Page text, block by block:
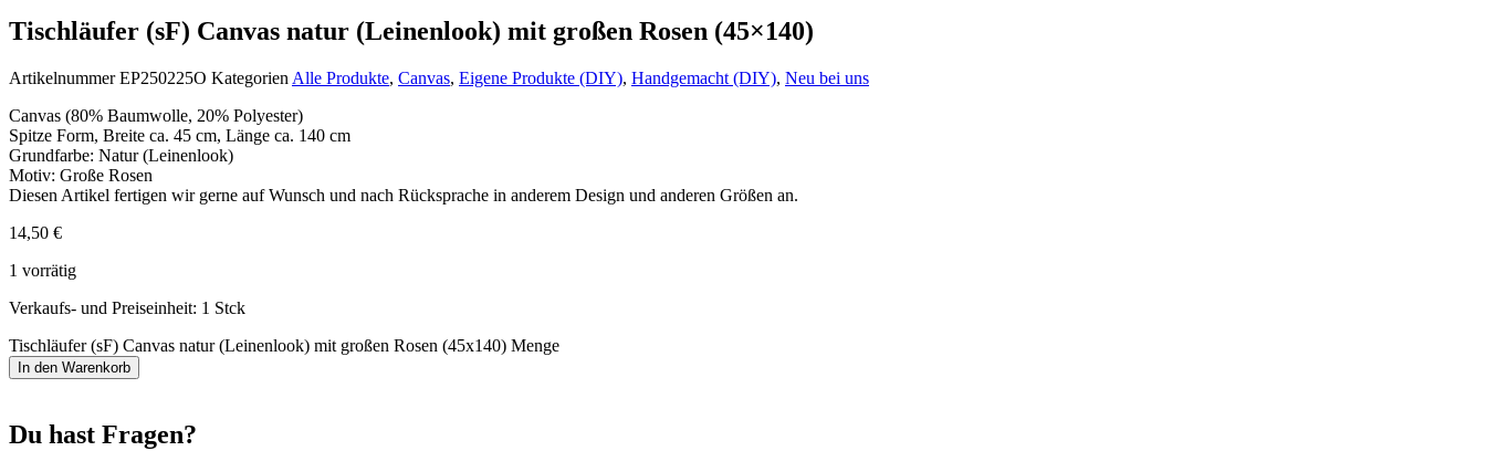
Tischläufer (sF) Canvas natur (Leinenlook) mit großen Rosen (45×140)
ArtikelnummerEP250225O Kategorien Alle Produkte, Canvas, Eigene Produkte (DIY), Handgemacht (DIY), Neu bei uns
Canvas (80% Baumwolle, 20% Polyester)
Spitze Form, Breite ca. 45 cm, Länge ca. 140 cm
Grundfarbe: Natur (Leinenlook)
Motiv: Große Rosen
Diesen Artikel fertigen wir gerne auf Wunsch und nach Rücksprache in anderem Design und anderen Größen an.
14,50 €
1 vorrätig
Verkaufs- und Preiseinheit: 1 Stck
Tischläufer (sF) Canvas natur (Leinenlook) mit großen Rosen (45x140) Menge
In den Warenkorb
Du hast Fragen?